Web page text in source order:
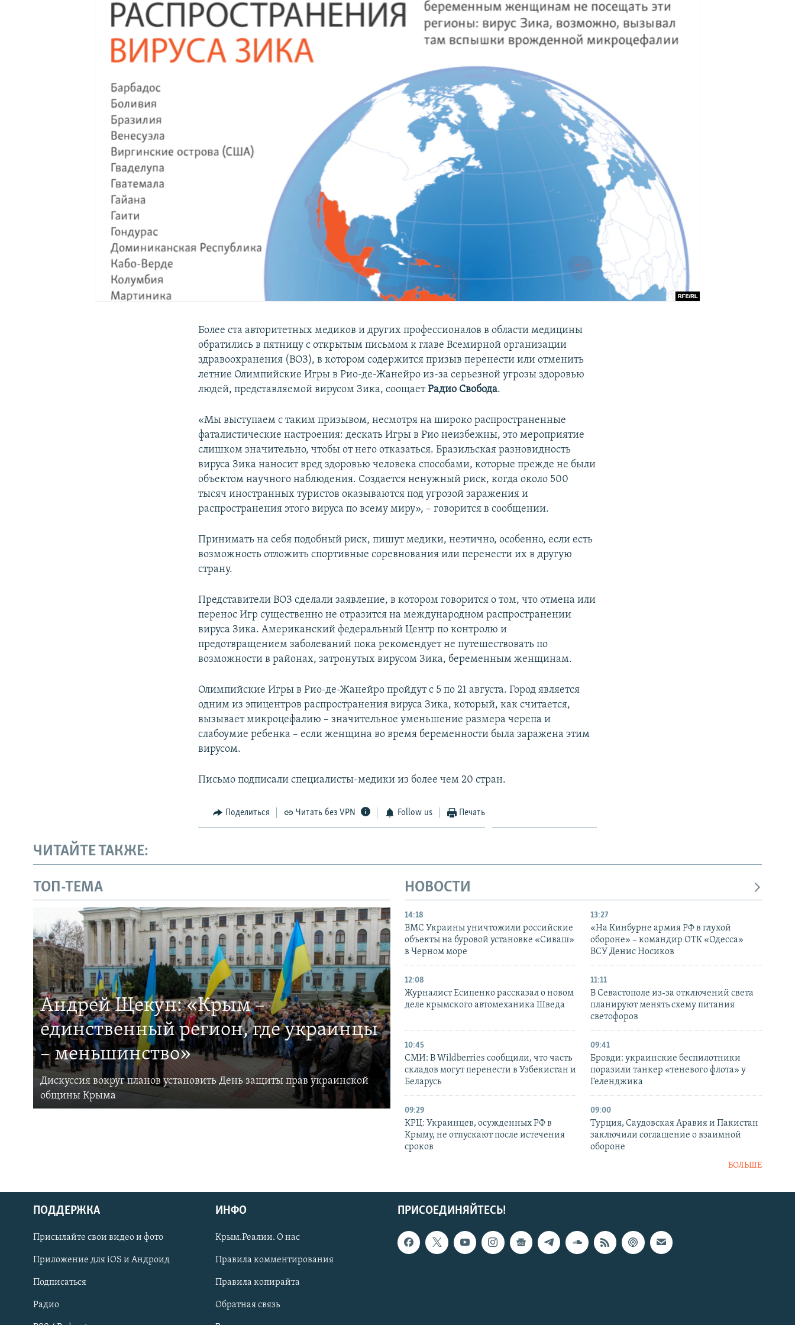
УКРАИНСКАЯ ПРОБЛЕМА КРЫМА
Українською
Qırımtatar
ПРИСОЕДИНЯЙТЕСЬ!
Более ста авторитетных медиков и других профессионалов в области медицины
обратились в пятницу с открытым письмом к главе Всемирной организации
здравоохранения (ВОЗ), в котором содержится призыв перенести или отменить
летние Олимпийские Игры в Рио-де-Жанейро из-за серьезной угрозы здоровью
людей, представляемой вирусом Зика, соощаетРадио Свобода.
«Мы выступаем с таким призывом, несмотря на широко распространенные
фаталистические настроения: дескать Игры в Рио неизбежны, это мероприятие
слишком значительно, чтобы от него отказаться. Бразильская разновидность
вируса Зика наносит вред здоровью человека способами, которые прежде не были
объектом научного наблюдения. Создается ненужный риск, когда около 500
тысяч иностранных туристов оказываются под угрозой заражения и
распространения этого вируса по всему миру», – говорится в сообщении.
Принимать на себя подобный риск, пишут медики, неэтично, особенно, если есть
возможность отложить спортивные соревнования или перенести их в другую
страну.
Представители ВОЗ сделали заявление, в котором говорится о том, что отмена или
перенос Игр существенно не отразится на международном распространении
вируса Зика. Американский федеральный Центр по контролю и
предотвращением заболеваний пока рекомендует не путешествовать по
возможности в районах, затронутых вирусом Зика, беременным женщинам.
Олимпийские Игры в Рио-де-Жанейро пройдут с 5 по 21 августа. Город является
одним из эпицентров распространения вируса Зика, который, как считается,
вызывает микроцефалию – значительное уменьшение размера черепа и
слабоумие ребенка – если женщина во время беременности была заражена этим
вирусом.
Письмо подписали специалисты-медики из более чем 20 стран.
Поделиться Читать без VPN Follow us Печать
ЧИТАЙТЕ ТАКЖЕ:
ТОП-ТЕМА
Андрей Щекун: «Крым –
единственный регион, где украинцы
– меньшинство»
Дискуссия вокруг планов установить День защиты прав украинской
общины Крыма
НОВОСТИ
14:18
ВМС Украины уничтожили российские
объекты на буровой установке «Сиваш»
в Черном море
13:27
«На Кинбурне армия РФ в глухой
обороне» – командир ОТК «Одесса»
ВСУ Денис Носиков
12:08
Журналист Есипенко рассказал о новом
деле крымского автомеханика Шведа
11:11
В Севастополе из-за отключений света
планируют менять схему питания
светофоров
10:45
СМИ: В Wildberries сообщили, что часть
складов могут перенести в Узбекистан и
Беларусь
09:41
Бровди: украинские беспилотники
поразили танкер «теневого флота» у
Геленджика
09:29
КРЦ: Украинцев, осужденных РФ в
Крыму, не отпускают после истечения
сроков
09:00
Турция, Саудовская Аравия и Пакистан
заключили соглашение о взаимной
обороне
БОЛЬШЕ
ПРИСОЕДИНЯЙТЕСЬ!
ПОДДЕРЖКА
Присылайте свои видео и фото
Приложение для iOS и Андроид
Подписаться
Радио
ИНФО
Крым.Реалии. О нас
Правила комментирования
Правила копирайта
Обратная связь